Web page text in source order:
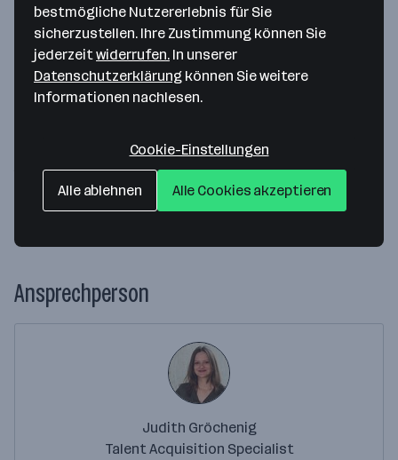
Hardenbergstraße 32
10623 Berlin— Route berechnen
Ansprechperson
Judith Gröchenig
Talent Acquisition Specialist
bestmögliche Nutzererlebnis für Sie
sicherzustellen. Ihre Zustimmung können Sie
jederzeitwiderrufen. In unserer
Datenschutzerklärung können Sie weitere
Informationen nachlesen.
Cookie-Einstellungen
Alle ablehnen Alle Cookies akzeptieren